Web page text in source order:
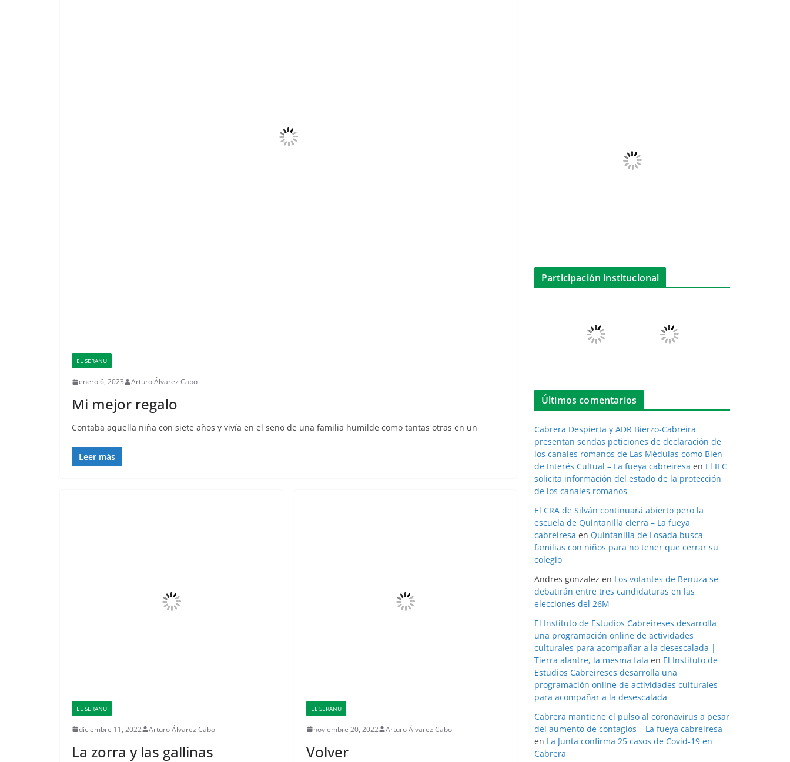
EL SERANU
enero 6, 2023 Arturo Álvarez Cabo
Mi mejor regalo
Contaba aquella niña con siete años y vivía en el seno de una familia humilde como tantas otras en un
Leer más
EL SERANU
diciembre 11, 2022 Arturo Álvarez Cabo
La zorra y las gallinas
EL SERANU
noviembre 20, 2022 Arturo Álvarez Cabo
Volver
Participación institucional
Últimos comentarios
Cabrera Despierta y ADR Bierzo-Cabreira
presentan sendas peticiones de declaración de
los canales romanos de Las Médulas como Bien
de Interés Cultual – La fueya cabreiresa en El IEC
solicita información del estado de la protección
de los canales romanos
El CRA de Silván continuará abierto pero la
escuela de Quintanilla cierra – La fueya
cabreiresa en Quintanilla de Losada busca
familias con niños para no tener que cerrar su
colegio
Andres gonzalez en Los votantes de Benuza se
debatirán entre tres candidaturas en las
elecciones del 26M
El Instituto de Estudios Cabreireses desarrolla
una programación online de actividades
culturales para acompañar a la desescalada |
Tierra alantre, la mesma fala en El Instituto de
Estudios Cabreireses desarrolla una
programación online de actividades culturales
para acompañar a la desescalada
Cabrera mantiene el pulso al coronavirus a pesar
del aumento de contagios – La fueya cabreiresa
en La Junta confirma 25 casos de Covid-19 en
Cabrera